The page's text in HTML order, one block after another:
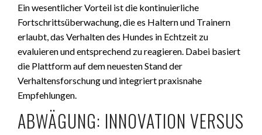
Ein wesentlicher Vorteil ist die kontinuierliche
Fortschrittsüberwachung, die es Haltern und Trainern
erlaubt, das Verhalten des Hundes in Echtzeit zu
evaluieren und entsprechend zu reagieren. Dabei basiert
die Plattform auf dem neuesten Stand der
Verhaltensforschung und integriert praxisnahe
Empfehlungen.
ABWÄGUNG: INNOVATION VERSUS